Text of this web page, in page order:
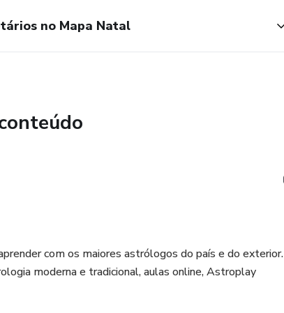
no Mapa Natal
com os maiores astrólogos do país e do exterior.
moderna e tradicional, aulas online, Astroplay